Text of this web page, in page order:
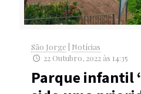
São Jorge
Notícias
22 Outubro, 2022 às 14:35
Parque infantil